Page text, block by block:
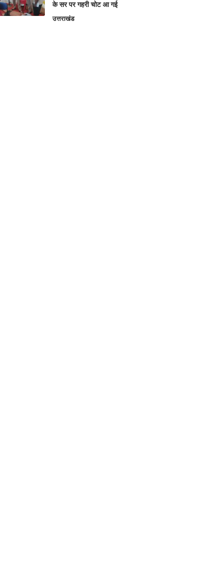
के सर पर गहरी चोट आ गई
उत्तराखंड